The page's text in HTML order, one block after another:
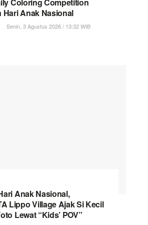
Hari Anak Nasional
Senin, 3 Agustus 2026 / 13:32 WIB
Anak Nasional,
Lippo Village Ajak Si Kecil
Lewat “Kids’ POV”